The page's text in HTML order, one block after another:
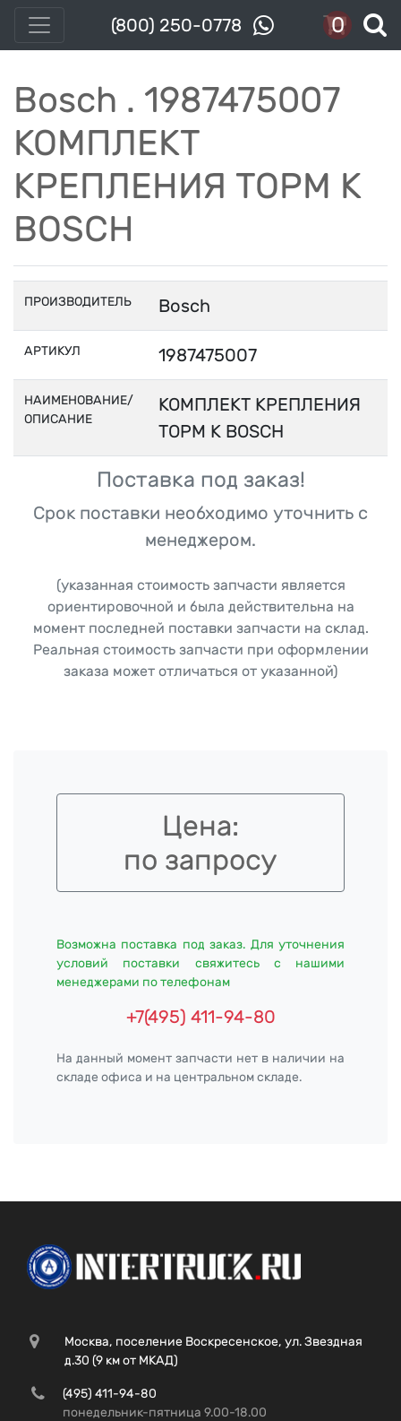
(800) 250-0778 0
Bosch . 1987475007
КОМПЛЕКТ
КРЕПЛЕНИЯ ТОРМ К
BOSCH
ПРОИЗВОДИТЕЛЬ Bosch
АРТИКУЛ 1987475007
НАИМЕНОВАНИЕ/
ОПИСАНИЕ
КОМПЛЕКТ КРЕПЛЕНИЯ
ТОРМ К BOSCH
Поставка под заказ!
Срок поставки необходимо уточнить с
менеджером.
(указанная стоимость запчасти является
ориентировочной и была действительна на
момент последней поставки запчасти на склад.
Реальная стоимость запчасти при оформлении
заказа может отличаться от указанной)
Цена:
по запросу
Возможна поставка под заказ. Для уточнения
условий поставки свяжитесь с нашими
менеджерами по телефонам
+7(495) 411-94-80
На данный момент запчасти нет в наличии на
складе офиса и на центральном складе.
Москва, поселение Воскресенское, ул. Звездная
д.30 (9 км от МКАД)
(495) 411-94-80
понедельник-пятница 9.00-18.00